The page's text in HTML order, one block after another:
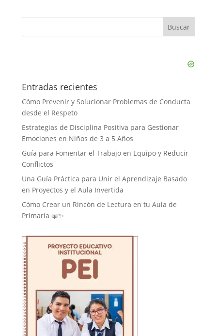
Entradas recientes
Cómo Prevenir y Solucionar Problemas de Conducta
desde el Respeto
Estrategias de Disciplina Positiva para Gestionar
Emociones en Niños de 3 a 5 Años
Guía para Fomentar el Trabajo en Equipo y Reducir
Conflictos
Una Guía Práctica para Unir el Aprendizaje Basado
en Proyectos y el Aula Invertida
Cómo Crear un Rincón de Lectura en tu Aula de
Primaria 📖✨